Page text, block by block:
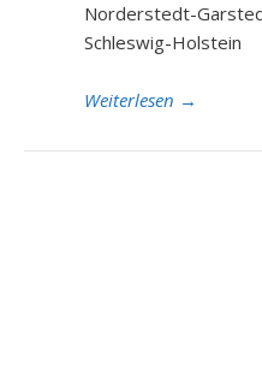
Norderstedt-
Schleswig-Holstein
Weiterlesen →